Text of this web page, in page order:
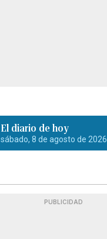
El diario de hoy
sábado, 8 de agosto de 2026
PUBLICIDAD